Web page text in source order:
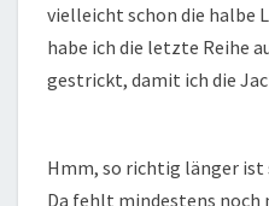
vielleicht schon die halbe
habe ich die letzte Reihe
gestrickt, damit ich die
Hmm, so richtig länger ist
Da fehlt mindestens noch